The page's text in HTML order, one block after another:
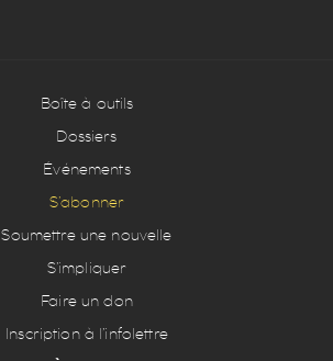
Boîte à outils
Dossiers
Événements
S’abonner
Soumettre une nouvelle
S’impliquer
Faire un don
Inscription à l’infolettre